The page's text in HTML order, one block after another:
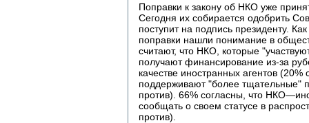
Поправки к закону об НКО уже
Сегодня их собирается одобрить
поступит на подпись президенту.
поправки нашли понимание в
считают, что НКО, которые
получают финансирование из-за
качестве иностранных агентов
поддерживают "более тщательные"
против). 66% согласны, что
сообщать о своем статусе в
против).